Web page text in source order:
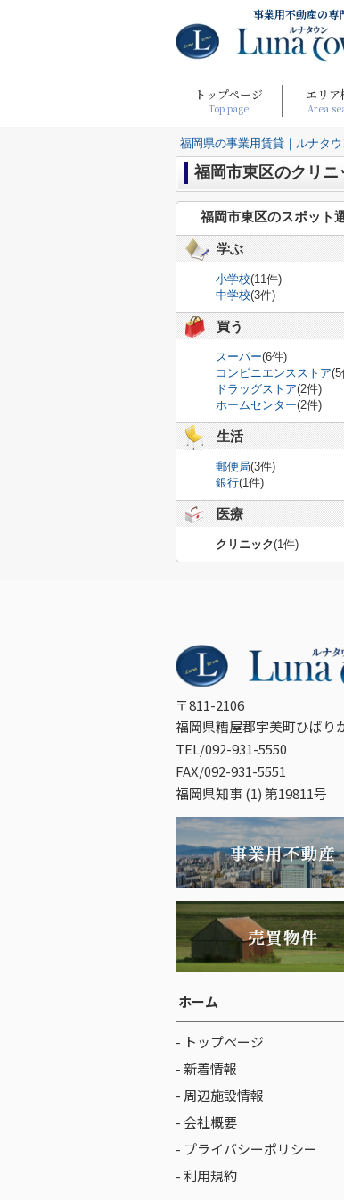
事業用不動産の専
トップページ
Top page
エリア
Area
福岡県の事業用賃貸｜ルナタウ
福岡市東区のクリニ
福岡市東区のスポット
学ぶ
小学校(11件)
中学校(3件)
買う
スーパー(6件)
コンビニエンスストア(5
ドラッグストア(2件)
ホームセンター(2件)
生活
郵便局(3件)
銀行(1件)
医療
クリニック(1件)
〒811-2106
福岡県糟屋郡宇美町ひばり
TEL/092-931-5550
FAX/092-931-5551
福岡県知事 (1) 第19811号
ホーム
- トップページ
- 新着情報
- 周辺施設情報
- 会社概要
- プライバシーポリシー
- 利用規約